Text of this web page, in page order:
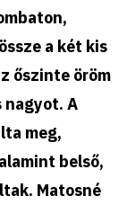
a két kis
őszinte öröm
nagyot. A
meg,
belső,
Matosné